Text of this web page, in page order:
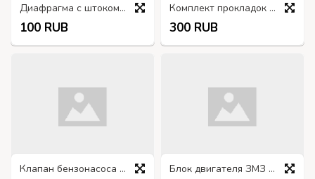
Диафрагма с штоком 130-1107515
100 RUB
Комплект прокладок впускного коллектора 66-1008079
300 RUB
Клапан бензонасоса 130-1106026 Блок двигателя ЗМЗ 4022-1002015